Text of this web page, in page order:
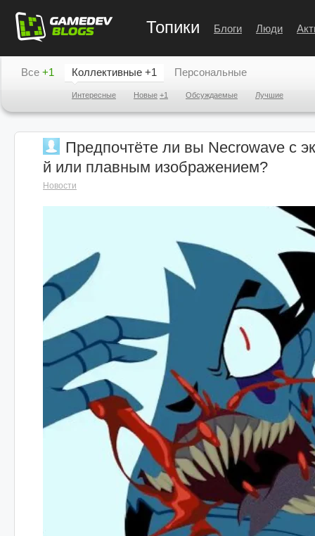
Топики Блоги Люди
Все +1 Коллективные +1
Интересные Новые +1 Обсуждаемые Лучшие
Персональные
Предпочтёте ли вы Necrowave с
й или плавным изображением?
Новости